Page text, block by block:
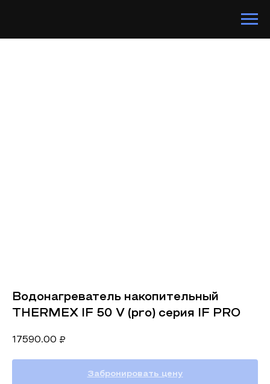
Водонагреватель накопительный
THERMEX IF 50 V (pro) серия IF PRO
17590.00 ₽
Забронировать цену